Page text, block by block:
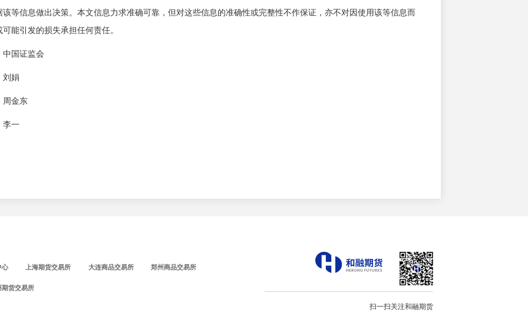
该等信息做出决策。本文信息力求准确可靠，但对这些信息的准确性或完整性不作保证，亦不对因使用该等信息而
可能引发的损失承担任何责任。
中国证监会
刘娟
周金东
李一
心 上海期货交易所 大连商品交易所 郑州商品交易所
期货交易所
扫一扫关注和融期货